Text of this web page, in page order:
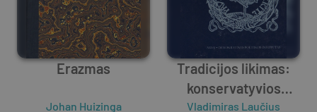
Erazmas
Johan Huizinga
Tradicijos likimas:
konservatyvios
minties metmenys
Vladimiras Laučius